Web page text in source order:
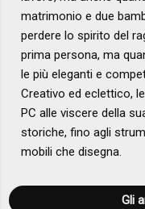
matrimonio e due
perdere lo spirito del
prima persona, ma
le più eleganti e
Creativo ed eclettico,
PC alle viscere della
storiche, fino agli
mobili che disegna.
Gli